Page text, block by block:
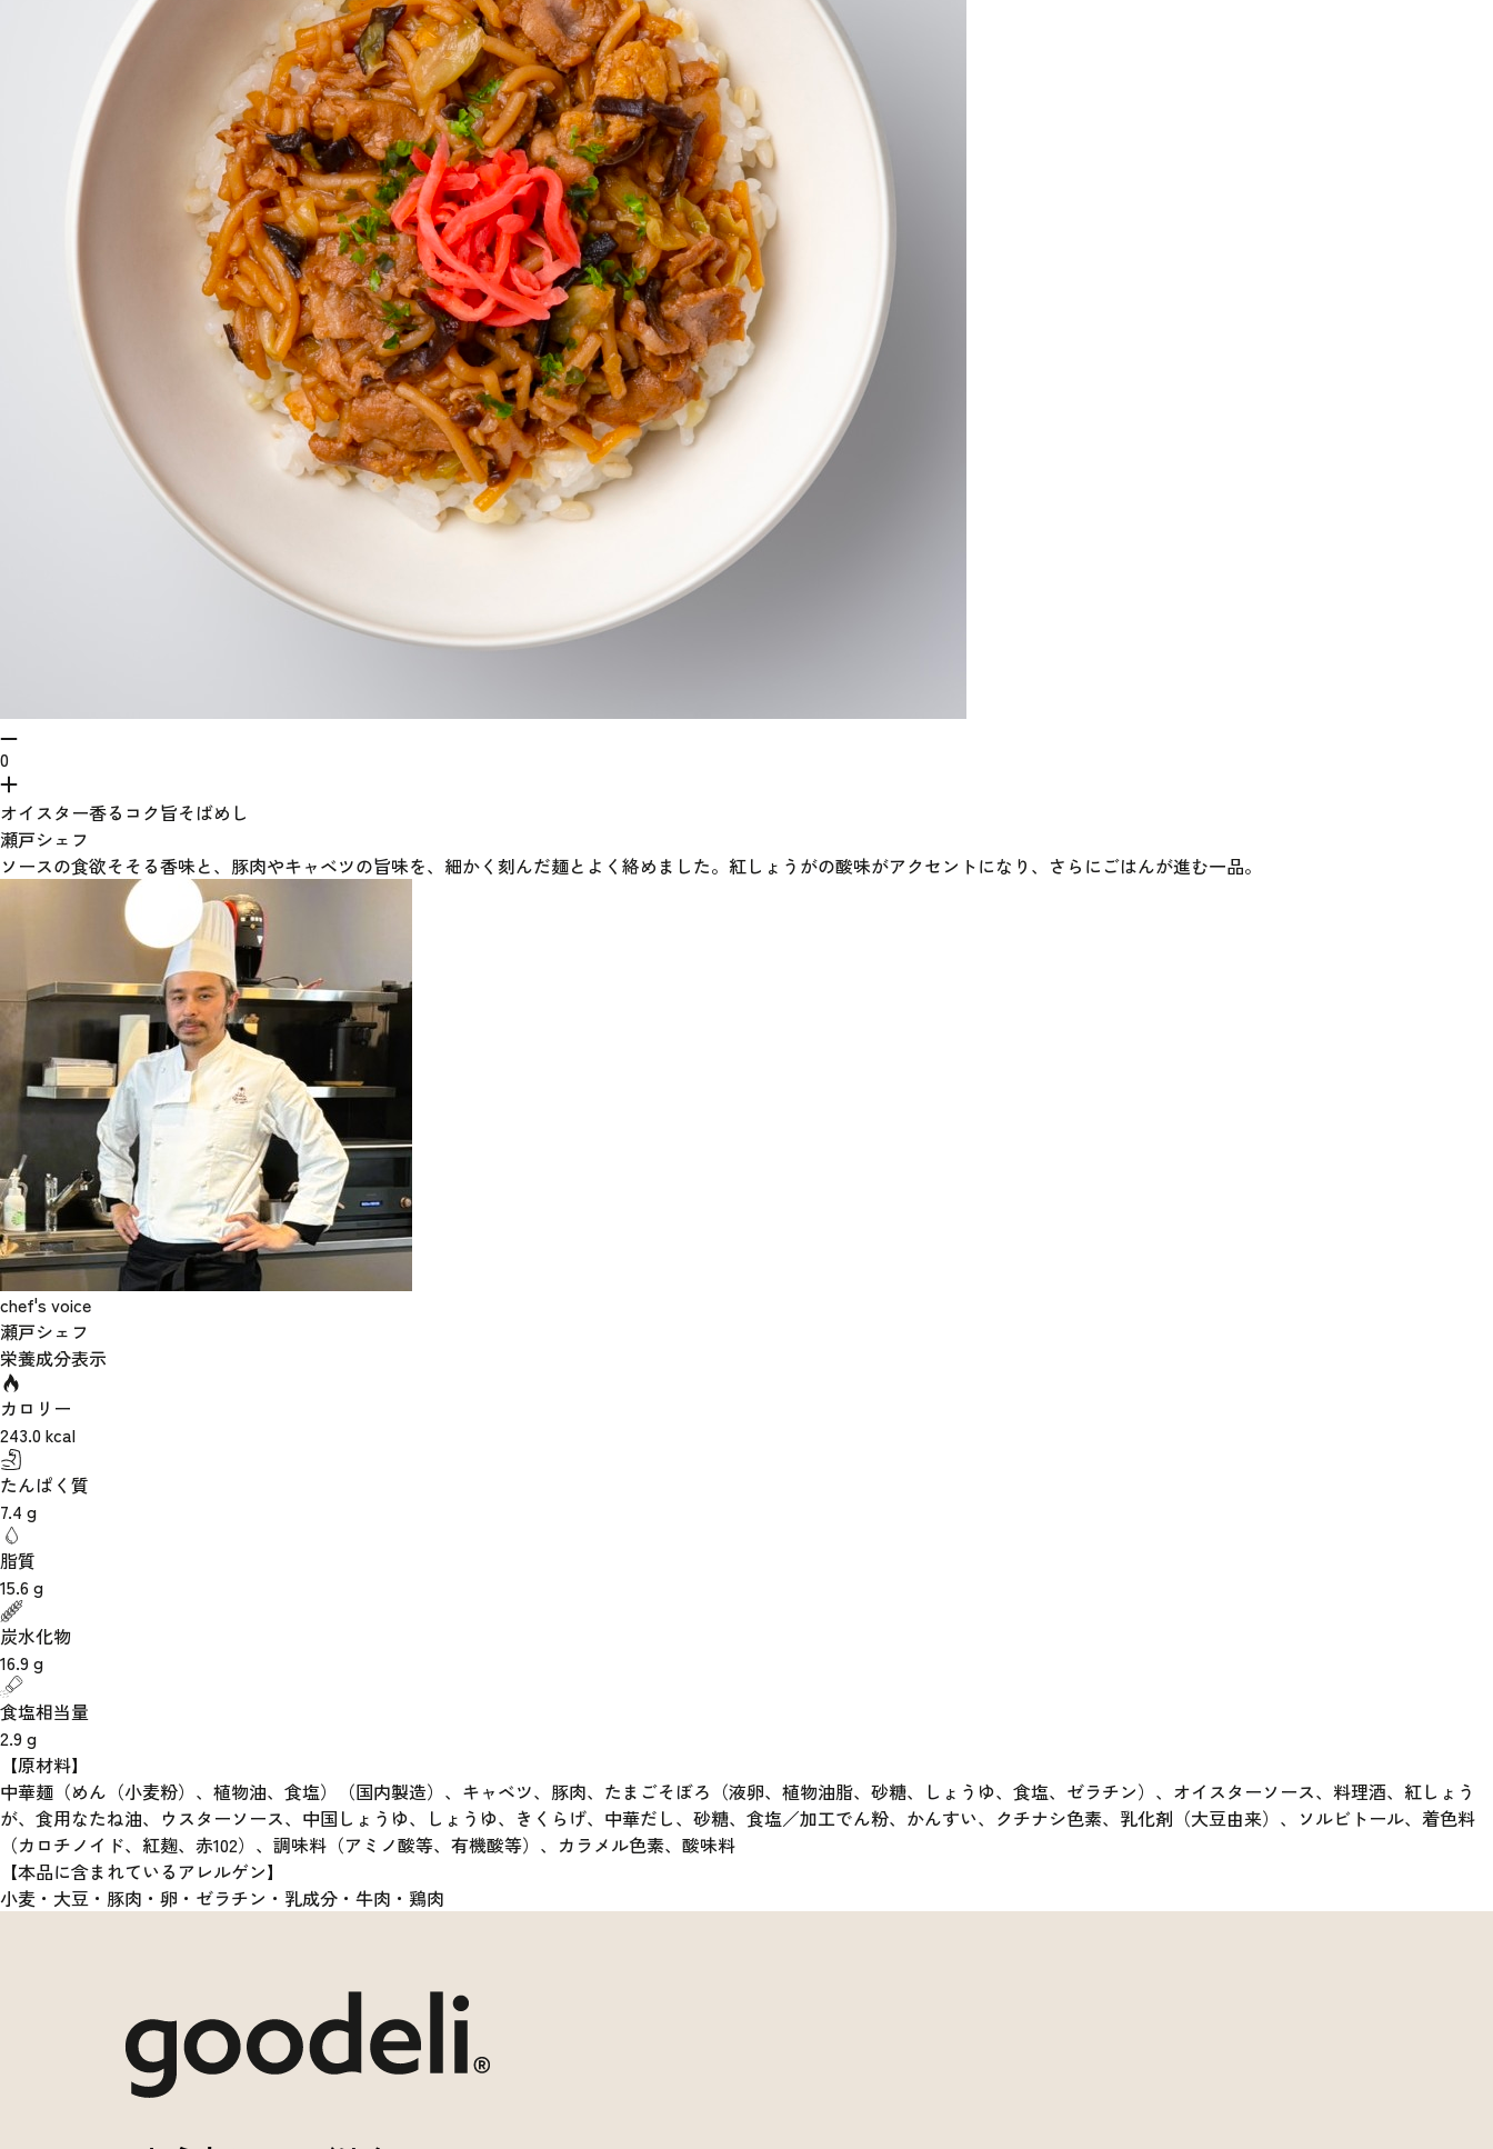
0
オイスター香るコク旨そばめし
瀬戸シェフ
ソースの食欲そそる香味と、豚肉やキャベツの旨味を、細かく刻んだ麺とよく絡めました。紅しょうがの酸味がアクセントになり、さらにごはんが進む一品。
chef's voice
瀬戸シェフ
栄養成分表示
カロリー
243.0kcal
たんぱく質
7.4 g
脂質
15.6 g
炭水化物
16.9g
食塩相当量
2.9g
【原材料】
中華麺（めん（小麦粉）、植物油、食塩）（国内製造）、キャベツ、豚肉、たまごそぼろ（液卵、植物油脂、砂糖、しょうゆ、食塩、ゼラチン）、オイスターソース、料理酒、紅しょう
が、食用なたね油、ウスターソース、中国しょうゆ、しょうゆ、きくらげ、中華だし、砂糖、食塩／加工でん粉、かんすい、クチナシ色素、乳化剤（大豆由来）、ソルビトール、着色料
（カロチノイド、紅麹、赤102）、調味料（アミノ酸等、有機酸等）、カラメル色素、酸味料
【本品に含まれているアレルゲン】
小麦・大豆・豚肉・卵・ゼラチン・乳成分・牛肉・鶏肉